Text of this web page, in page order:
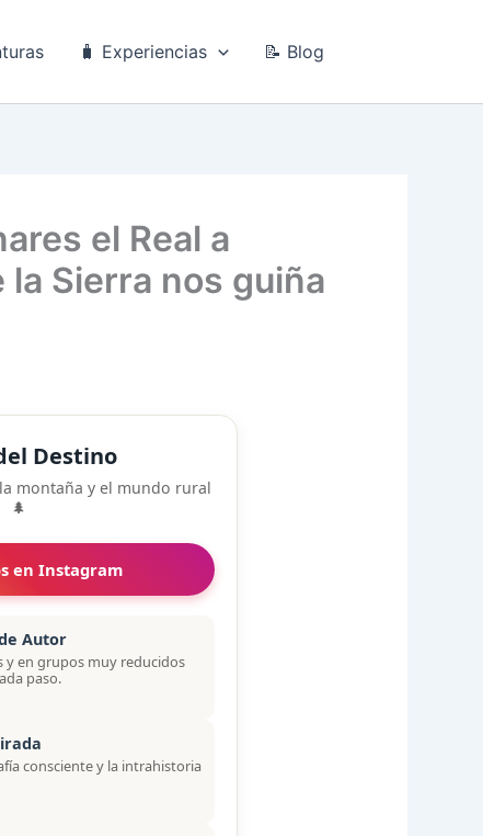
🧳 Experiencias 📝 Blog
el Real a
Sierra nos guiña
Destino
montaña y el mundo rural
🌲
en Instagram
Autor
y en grupos muy reducidos
paso.
consciente y la intrahistoria